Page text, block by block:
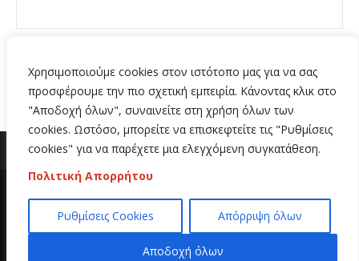
Χρησιμοποιούμε cookies στον ιστότοπο μας για να σας
προσφέρουμε την πιο σχετική εμπειρία. Κάνοντας κλικ στο
"Αποδοχή όλων", συναινείτε στη χρήση όλων των
cookies. Ωστόσο, μπορείτε να επισκεφτείτε τις "Ρυθμίσεις
cookies" για να παρέχετε μια ελεγχόμενη συγκατάθεση.
Πολιτική Απορρήτου
Ρυθμίσεις Cookies Απόρριψη όλων
Αποδοχή όλων
Copyright 2020 | All Rights Reserved | Κατασκευή
ιστοσελίδων
Hi Web